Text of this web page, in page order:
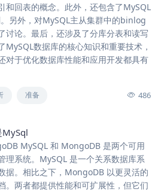
和回表的概念。此外，还包含了MySQL
另外，对MySQL主从集群中的binlog
讨论。最后，还涉及了分库分表和读写
数据库的核心知识和重要技术，
对于优化数据库性能和应用开发都具有
准备 486
MySQL 和 MongoDB 是两个可用
理系统。MySQL 是一个关系数据库系
据。相比之下，MongoDB 以更灵活的
。两者都提供性能和可扩展性，但它们